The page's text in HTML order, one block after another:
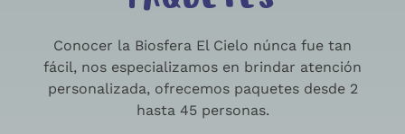
Conocer la Biosfera El Cielo núnca fue tan
fácil, nos especializamos en brindar atención
personalizada, ofrecemos paquetes desde 2
hasta 45 personas.